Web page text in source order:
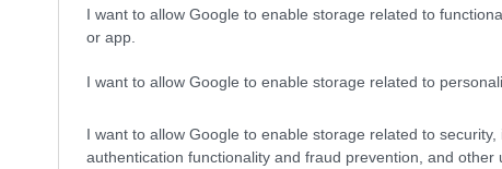
I want to allow Google to enable storage related to
or app.
I want to allow Google to enable storage related to
I want to allow Google to enable storage related to security,
authentication functionality and fraud prevention, and other
ikke – det er ikke kun vores erfaring, men det er også
med sit liv. Kort sagt:Den der sparer, vinder!